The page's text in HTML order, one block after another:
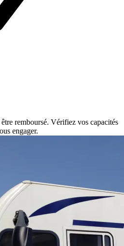
remboursé. Vérifiez vos capacités
engager.